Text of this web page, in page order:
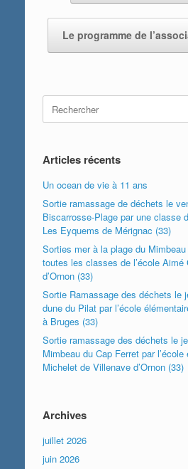
Le programme de
Search
for:
Articles récents
Un ocean de vie à 11 ans
Sortie ramassage de déchets le
Biscarrosse-Plage par une classe
Les Eyquems de Mérignac (33)
Sorties mer à la plage du
toutes les classes de l’école Aimé
d’Ornon (33)
Sortie Ramassage des déchets le
dune du Pilat par l’école
à Bruges (33)
Sortie ramassage des déchets le
Mimbeau du Cap Ferret par
Michelet de Villenave d’Ornon (33)
Archives
juillet 2026
juin 2026